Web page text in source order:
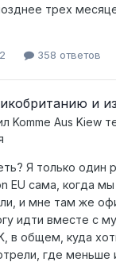
трех
358 ответов
и
Komme Aus Kiew
Я только один
EU сама, когда
и мне там же
идти вместе с
в общем, куда
где меньше